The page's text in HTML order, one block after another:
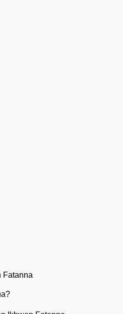
Fatanna